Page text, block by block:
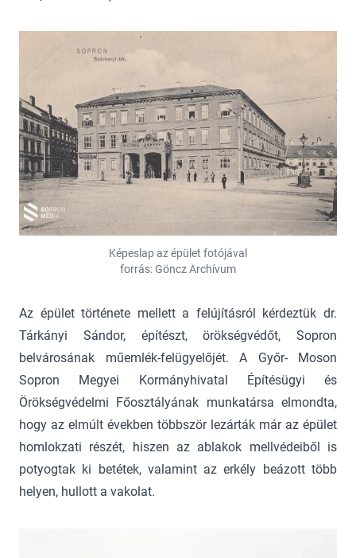
Képeslap az épület fotójával
forrás: Göncz Archívum
Az épület története mellett a felújításról kérdeztük dr.
Tárkányi Sándor, építészt, örökségvédőt, Sopron
belvárosának műemlék-felügyelőjét. A Győr- Moson
Sopron Megyei Kormányhivatal Építésügyi és
Örökségvédelmi Főosztályának munkatársa elmondta,
hogy az elmúlt években többször lezárták már az épület
homlokzati részét, hiszen az ablakok mellvédeiből is
potyogtak ki betétek, valamint az erkély beázott több
helyen, hullott a vakolat.